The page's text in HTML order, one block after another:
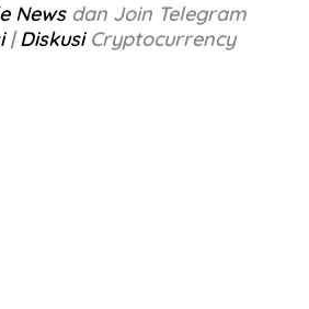
News dan Join Telegram
|DiskusiCryptocurrency